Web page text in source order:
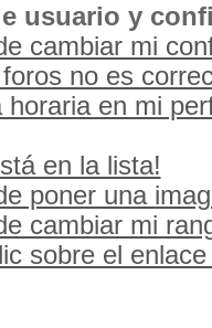
usuario y
cambiar mi
no es
en mi
en la lista!
poner una
cambiar mi
sobre el